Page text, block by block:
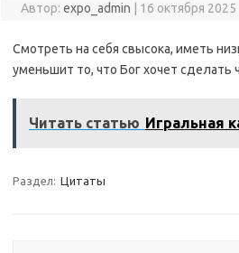
Автор: expo_admin 16 октября 2025
Смотреть на себя свысока, иметь
уменьшит то, что Бог хочет сделать
Читать статью Игральная
Раздел: Цитаты